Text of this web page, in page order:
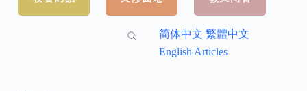
简体中文 繁體中文
English Articles